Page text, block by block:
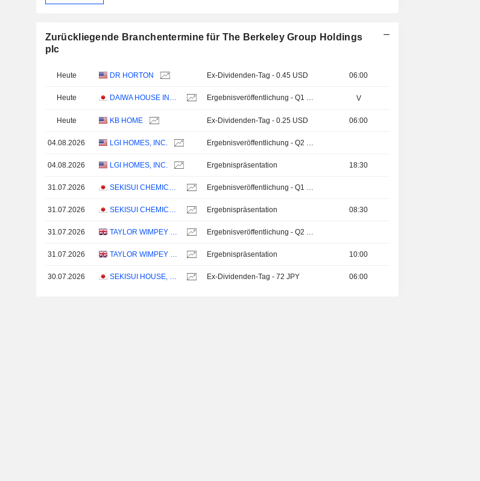
Zurückliegende Branchentermine für The Berkeley Group Holdings
plc
Heute DR HORTON Ex-Dividenden-Tag - 0.45 USD 06:00
Heute DAIWA HOUSE INDUSTRY CO., LTD. Ergebnisveröffentlichung - Q1 2027 V
Heute KB HOME Ex-Dividenden-Tag - 0.25 USD 06:00
04.08.2026 LGI HOMES, INC. Ergebnisveröffentlichung - Q2 2026
04.08.2026 LGI HOMES, INC. Ergebnispräsentation 18:30
31.07.2026 SEKISUI CHEMICAL CO., LTD. Ergebnisveröffentlichung - Q1 2027
31.07.2026 SEKISUI CHEMICAL CO., LTD. Ergebnispräsentation 08:30
31.07.2026 TAYLOR WIMPEY PLC Ergebnisveröffentlichung - Q2 2026
31.07.2026 TAYLOR WIMPEY PLC Ergebnispräsentation 10:00
30.07.2026 SEKISUI HOUSE, LTD. Ex-Dividenden-Tag - 72 JPY 06:00